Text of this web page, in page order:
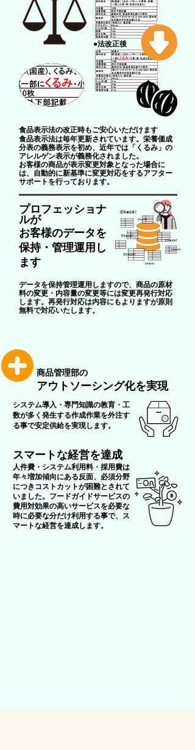
​●法改正後
食品表示法の改正時もご安心いただけます
食品表示法は毎年更新されています。栄養価成
分表の義務表示を初め、近年では「くるみ」の
アレルゲン表示が義務化されました。
お客様の商品が表示変更対象となった場合に
は、自動的に新基準に変更対応をするアフター
サポートを行っております。
プロフェッショナ
ルが
お客様のデータを
保持・管理運用し
ます
データを保持管理運用しますので、商品の原材
料の変更・内容量の変更等には変更再発行対応
します。再発行対応は内容にもよりますが原則
無料で対応いたします。
商品管理部の
アウ トソーシング化を実現
​システム導入・専門知識の教育・工
数が多く発生する作成作業を外注す
る事で安定供給を実現します。
​スマートな経営を達成
人件費・システム利用料・採用費は
年々増加傾向にある反面、必須分野
につきコストカットが困難とされて
いました。フードガイドサービスの
費用対効果の高いサービスを必要な
時に必要な分だけ利用する事で、ス
マートな経営を達成します。